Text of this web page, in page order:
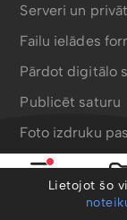
Mani
Serveri un
Failu ielādes
Pārdot digitālo
Publicēt saturu
Foto izdruku
Bergafoto
Lietojot šo